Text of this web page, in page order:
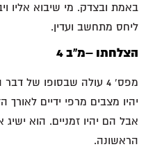
באמת ובצדק. מי שיבוא אליו
ליחס מתחשב ועדין.
הצלחתו –מ"ב 4
מפס' 4 עולה שבסופו של
יהיו מצבים מרפי ידיים
אבל הם יהיו זמניים. הוא
הראשונה.